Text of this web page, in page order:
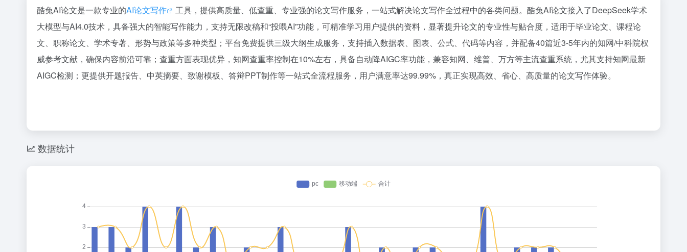
酷兔AI论文是一款专业的AI论文写作
工具，提供高质量、低查重、专业强的论文写作服务，一站式解决论文写作全过程中的各类问题。酷兔AI论文接入了DeepSeek学术
大模型与AI4.0技术，具备强大的智能写作能力，支持无限改稿和“投喂AI”功能，可精准学习用户提供的资料，显著提升论文的专业性与贴合度，适用于毕业论文、课程论
文、职称论文、学术专著、形势与政策等多种类型；平台免费提供三级大纲生成服务，支持插入数据表、图表、公式、代码等内容，并配备40篇近3-5年内的知网/中科院权
威参考文献，确保内容前沿可靠；查重方面表现优异，知网查重率控制在10%左右，具备自动降AIGC率功能，兼容知网、维普、万方等主流查重系统，尤其支持知网最新
AIGC检测；更提供开题报告、中英摘要、致谢模板、答辩PPT制作等一站式全流程服务，用户满意率达99.99%，真正实现高效、省心、高质量的论文写作体验。
数据统计